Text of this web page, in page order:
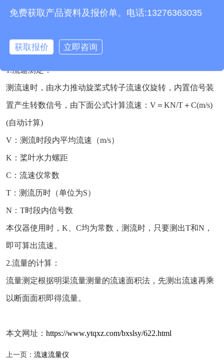
三、便携式流速仪测量原理：
得流量Q＝V·S（S为断面面积）
1.流速测定：
测流速时，由水力推动旋桨式转子流速仪旋转，内置信号装
置产生转数信号，由下面公式计算流速：V＝KN/T＋C(m/s)
(自动计算)
V：测流时段内平均流速（m/s）
K：桨叶水力螺距
C：流速仪常数
T：测流历时（单位为S）
N：T时段内信号数
本仪器使用时，K、C均为常数，测流时，只要测出T和N，
即可算出流速。
2.流量的计算：
流量测定根据明渠流量测量的流速面积法，先测出流速再乘
以断面面积即得流量。
本文网址： https://www.ytqxz.com/bxslsy/622.html
上一页： 流速流量仪
免费获取产品资料及报价单。电话:13276363035
获取报价 立即咨询